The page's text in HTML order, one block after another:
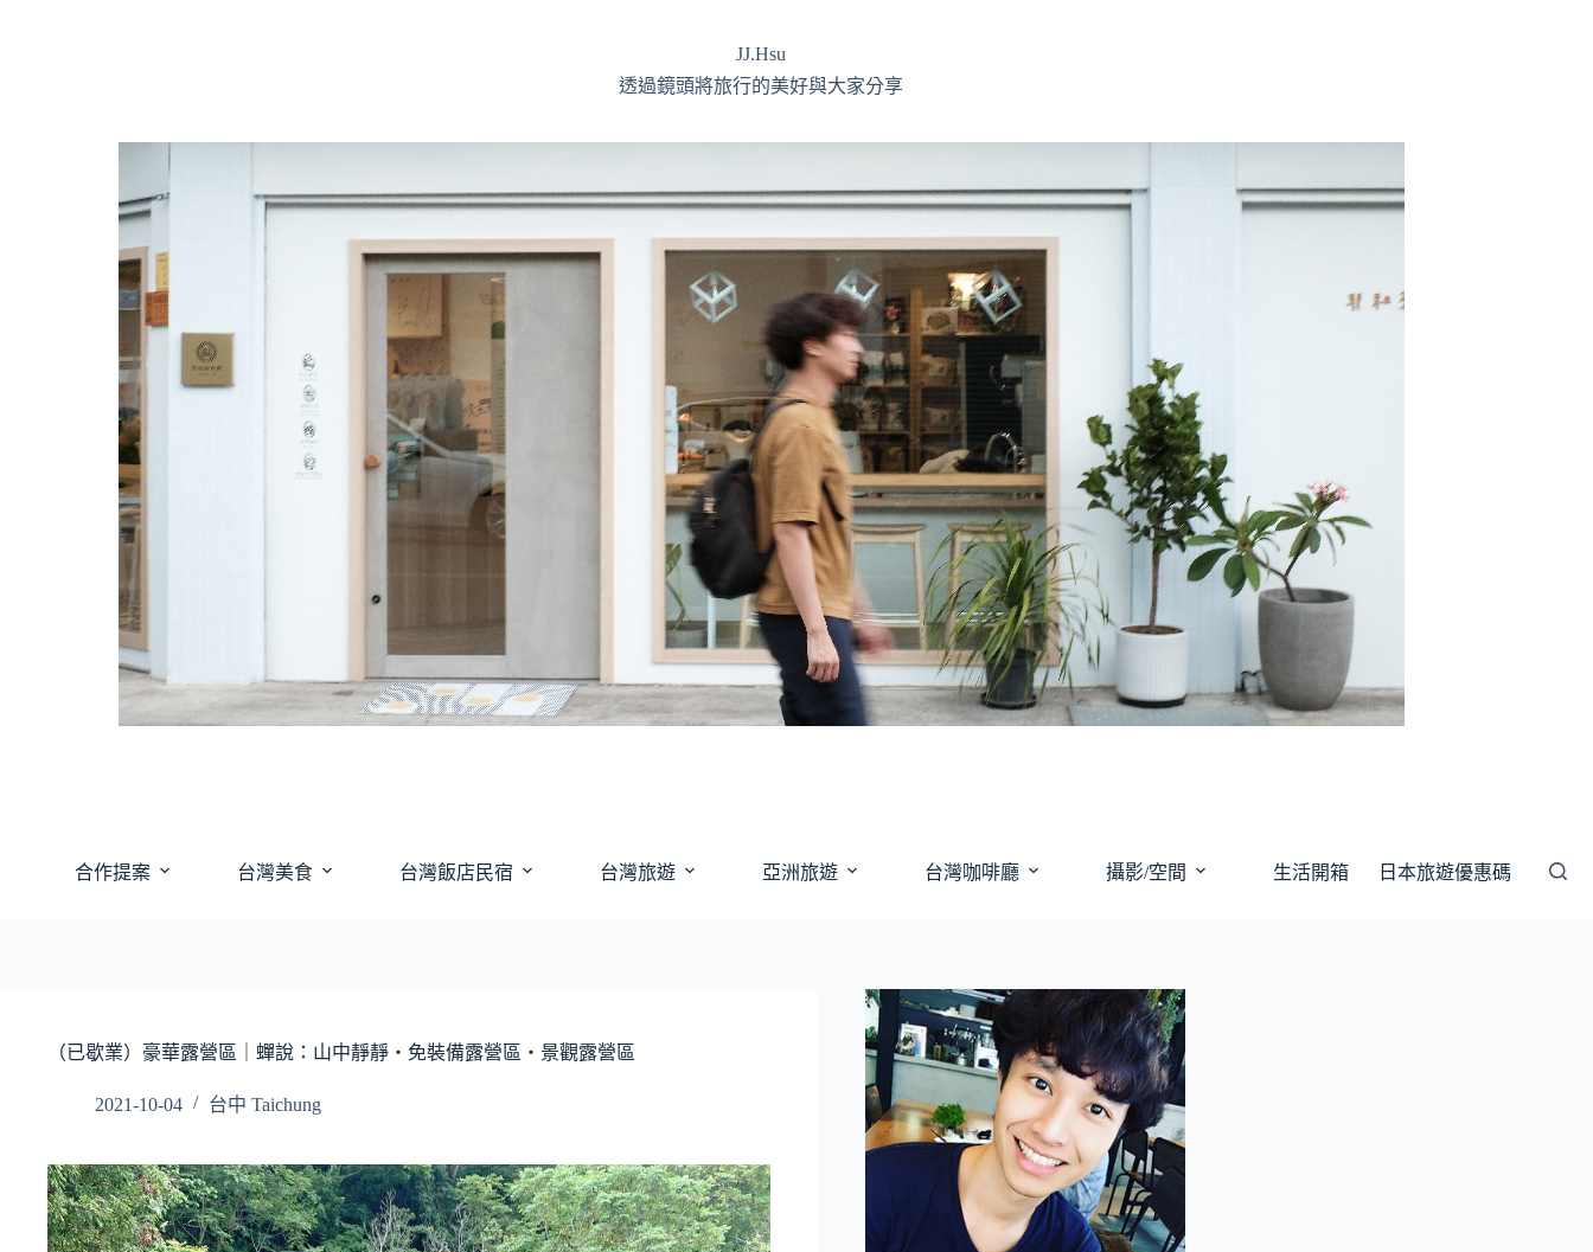
JJ.Hsu
透過鏡頭將旅行的美好與大家分享
合作提案 台灣美食 台灣飯店民宿 台灣旅遊 亞洲旅遊 台灣咖啡廳 攝影/空間 生活開箱 日本旅遊優惠碼
（已歇業）豪華露營區｜蟬說：山中靜靜・免裝備露營區・景觀露營區
2021-10-04 台中 Taichung